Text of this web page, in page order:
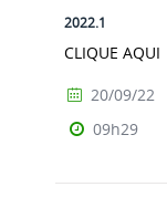
2022.1
CLIQUE AQUI
20/09/22
09h29